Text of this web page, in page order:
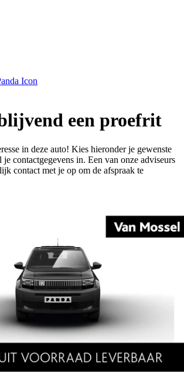
Icon
een proefrit
in deze auto! Kies hieronder je gewenste
contactgegevens in. Een van onze adviseurs
contact met je op om de afspraak te